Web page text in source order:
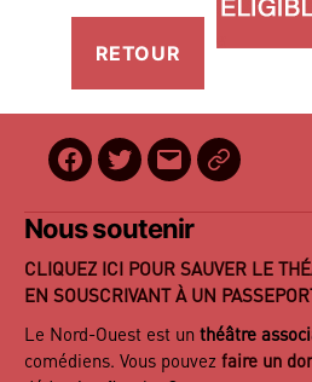
Facebook
Twitter
E-
mail
Nous soutenir
CLIQUEZ ICI POUR SAUVER LE
EN SOUSCRIVANT À UN
Le Nord-Ouest est un théâtre
comédiens. Vous pouvez faire un